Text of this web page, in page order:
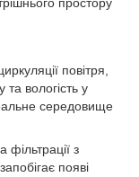
повітря,
вологість у
середовище
з
появі